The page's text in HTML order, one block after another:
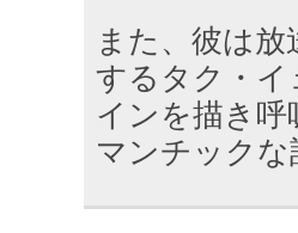
また、彼は
するタク・イ
インを描き
マンチック